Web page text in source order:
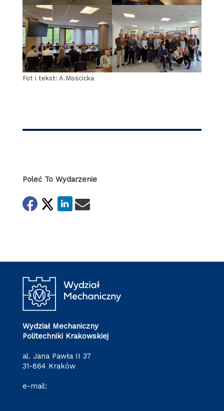
Fot i tekst: A.Mościcka
Poleć To Wydarzenie
Wydział Mechaniczny
Politechniki Krakowskiej
al. Jana Pawła II 37
31-864 Kraków
e-mail: